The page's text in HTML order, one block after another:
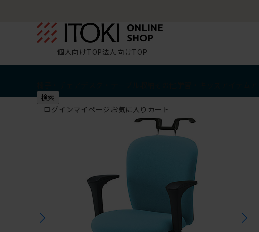
個人向けTOP法人向けTOP
検索
ログインマイページ お気に入り カート